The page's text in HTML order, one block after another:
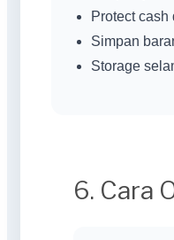
Protect cash
Simpan
Storage
6. Cara